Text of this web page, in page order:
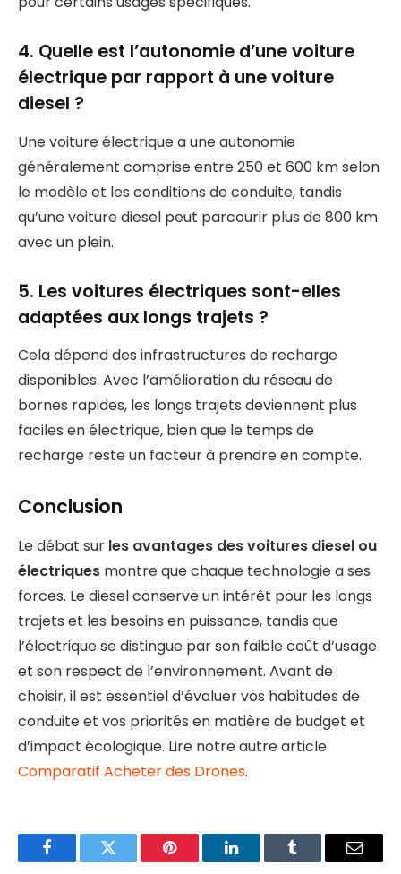
4. Quelle est l’autonomie d’une voiture
électrique par rapport à une voiture
diesel ?
Une voiture électrique a une autonomie
généralement comprise entre 250 et 600 km selon
le modèle et les conditions de conduite, tandis
qu’une voiture diesel peut parcourir plus de 800 km
avec un plein.
5. Les voitures électriques sont-elles
adaptées aux longs trajets ?
Cela dépend des infrastructures de recharge
disponibles. Avec l’amélioration du réseau de
bornes rapides, les longs trajets deviennent plus
faciles en électrique, bien que le temps de
recharge reste un facteur à prendre en compte.
Conclusion
Le débat sur les avantages des voitures diesel ou
électriques montre que chaque technologie a ses
forces. Le diesel conserve un intérêt pour les longs
trajets et les besoins en puissance, tandis que
l’électrique se distingue par son faible coût d’usage
et son respect de l’environnement. Avant de
choisir, il est essentiel d’évaluer vos habitudes de
conduite et vos priorités en matière de budget et
d’impact écologique. Lire notre autre article
Comparatif Acheter des Drones.
FacebookTwitter Pinterest LinkedInTumblr Email